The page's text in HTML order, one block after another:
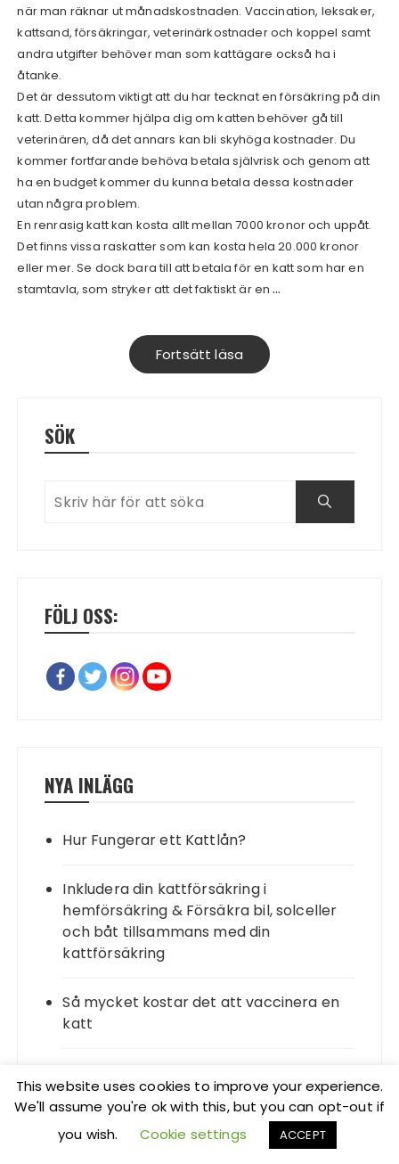
när man räknar ut månadskostnaden. Vaccination, leksaker,
kattsand, försäkringar, veterinärkostnader och koppel samt
andra utgifter behöver man som kattägare också ha i
åtanke.
Det är dessutom viktigt att du har tecknat en försäkring på din
katt. Detta kommer hjälpa dig om katten behöver gå till
veterinären, då det annars kan bli skyhöga kostnader. Du
kommer fortfarande behöva betala självrisk och genom att
ha en budget kommer du kunna betala dessa kostnader
utan några problem.
En renrasig katt kan kosta allt mellan 7000 kronor och uppåt.
Det finns vissa raskatter som kan kosta hela 20.000 kronor
eller mer. Se dock bara till att betala för en katt som har en
stamtavla, som stryker att det faktiskt är en…
Fortsätt läsa
SÖK
FÖLJ OSS:
NYA INLÄGG
Hur Fungerar ett Kattlån?
Inkludera din kattförsäkring i
hemförsäkring & Försäkra bil, solceller
och båt tillsammans med din
kattförsäkring
Så mycket kostar det att vaccinera en
katt
komplett lista!
Allt om norska skogkatter
This website uses cookies to improve your experience.
We'll assume you're ok with this, but you can opt-out if
you wish.
Cookie settings ACCEPT